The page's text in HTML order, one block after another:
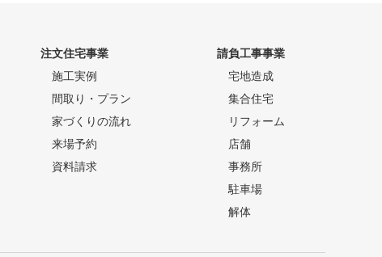
注文住宅事業
施工実例
間取り・プラン
家づくりの流れ
来場予約
資料請求
請負工事事業
宅地造成
集合住宅
リフォーム
店舗
事務所
駐車場
解体